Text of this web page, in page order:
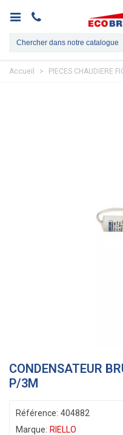
Accueil > PIECES CHAUDIERE
CONDENSATEUR
P/3M
Référence: 404882
Marque: RIELLO